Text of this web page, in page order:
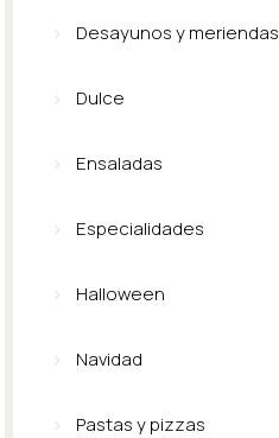
Desayunos y meriendas
Dulce
Ensaladas
Especialidades
Halloween
Navidad
Pastas y pizzas